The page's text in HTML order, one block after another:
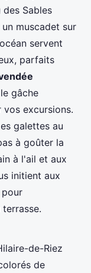
Sables
muscadet sur
servent
parfaits
gâche
excursions.
galettes au
à goûter la
à l'ail et aux
initient aux
pour
de-Riez
de